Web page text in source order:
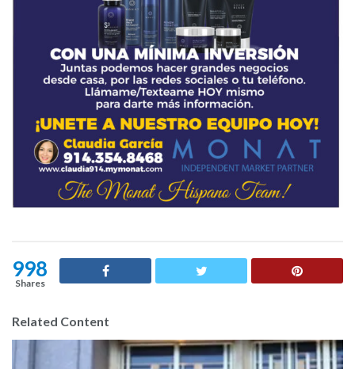
998
Shares
Related Content